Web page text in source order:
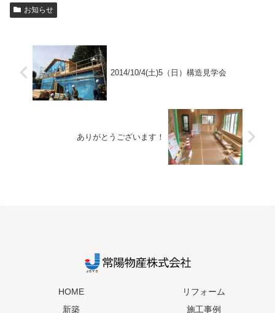
お知らせ
2014/10/4(土)5（日）構造見学会
ありがとうございます！
HOME
リフォーム
新築
施工事例